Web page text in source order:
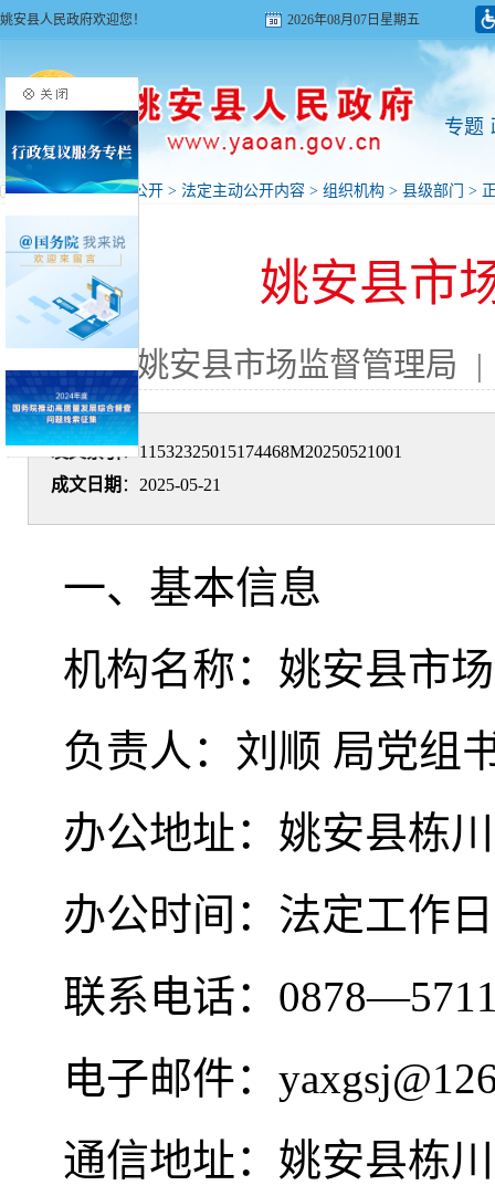
姚安县人民政府欢迎您！ 2026年08月07日星期五
专题
首页>政府信息公开 > 法定主动公开内容 > 组织机构 > 县级部门 >
姚安县市
来源: 姚安县市场监督管理局 |
发文索引：11532325015174468M20250521001
成文日期 ：2025-05-21
一、基本信息
机构名称：姚安县市
负责人：刘顺 局党组
办公地址：姚安县栋
办公时间：法定工作
联系电话：
电子邮件：
通信地址：姚安县栋